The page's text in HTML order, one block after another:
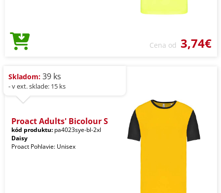
Cena od 3,74€
Skladom: 39 ks
- v ext. sklade: 15 ks
Proact Adults' Bicolour S
kód produktu: pa4023sye-bl-2xl
Daisy
Proact Pohlavie: Unisex